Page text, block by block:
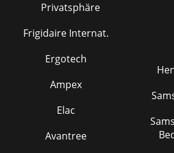
Privatsphäre
Frigidaire Internat.
Ergotech
Ampex
Elac
Avantree
Samsung